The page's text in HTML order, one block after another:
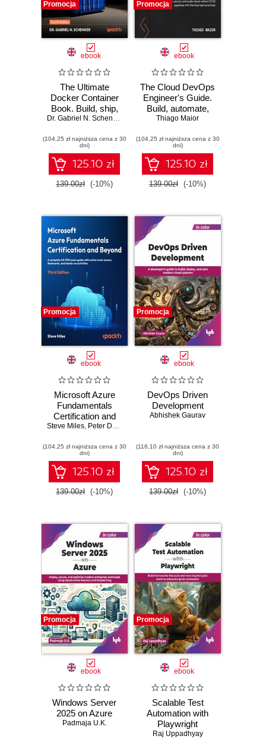
Promocja
ebook
The Ultimate
Docker Container
Book. Build, ship,
deploy, and scale
applications with
Docker,
Kubernetes, and
the cloud - Fourth
Edition
Dr. Gabriel N. Schenker
(104,25 zł najniższa cena z 30
dni)
125.10 zł
139.00zł (-10%)
Promocja
ebook
The Cloud DevOps
Engineer's Guide.
Build, automate,
secure, and scale
pipelines with
DevOps best
practices
Thiago Maior
(104,25 zł najniższa cena z 30
dni)
125.10 zł
139.00zł (-10%)
Promocja
ebook
Microsoft Azure
Fundamentals
Certification and
Beyond. A
exam guide with
online mock
exams and hands-
on activities - Third
Edition
Steve Miles, Peter De Tender
(104,25 zł najniższa cena z 30
dni)
125.10 zł
139.00zł (-10%)
Promocja
ebook
DevOps Driven
Development
Abhishek Gaurav
(116,10 zł najniższa cena z 30
dni)
125.10 zł
139.00zł (-10%)
Promocja
ebook
Windows Server
2025 on Azure
Padmaja U.K.
Promocja
ebook
Scalable Test
Automation with
Playwright
Raj Uppadhyay